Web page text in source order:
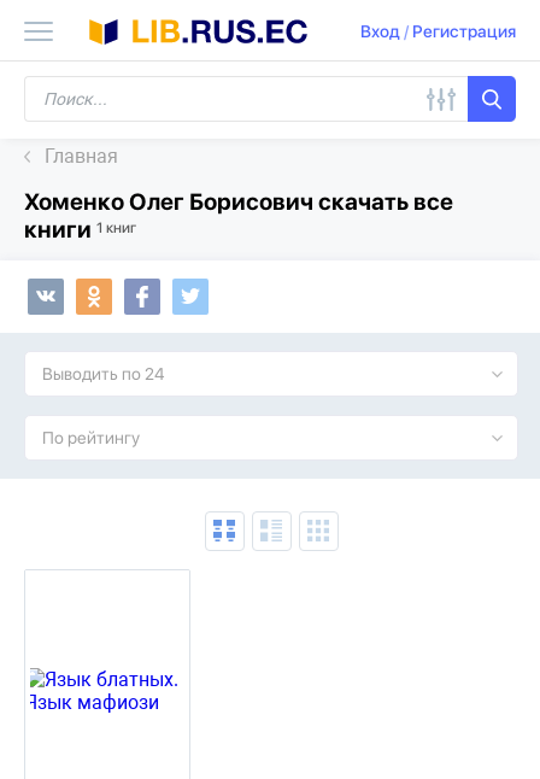
Вход/ Регистрация
Главная
Хоменко Олег Борисович скачать все
книги 1 книг
Выводить по 24
По рейтингу